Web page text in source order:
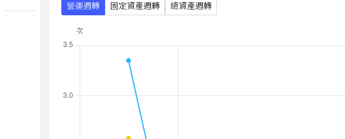
營運週轉 固定資產週轉 總資產週轉